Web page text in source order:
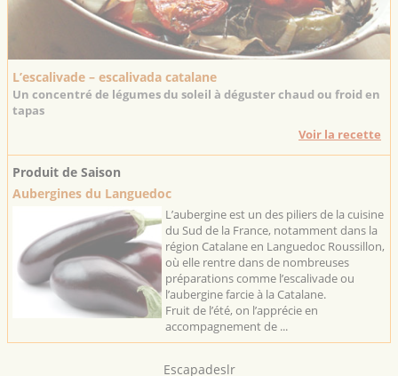
L’escalivade – escalivada catalane
Un concentré de légumes du soleil à déguster chaud ou froid en
tapas
Voir la recette
Produit de Saison
Aubergines du Languedoc
L’aubergine est un des piliers de la cuisine
du Sud de la France, notamment dans la
région Catalane en Languedoc Roussillon,
où elle rentre dans de nombreuses
préparations comme l’escalivade ou
l’aubergine farcie à la Catalane.
Fruit de l’été, on l’apprécie en
accompagnement de ...
Escapadeslr